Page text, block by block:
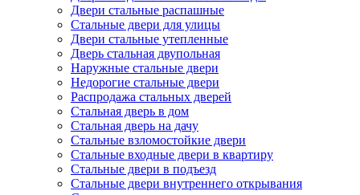
Двери стальные распашные
Стальные двери для улицы
Двери стальные утепленные
Дверь стальная двупольная
Наружные стальные двери
Недорогие стальные двери
Распродажа стальных дверей
Стальная дверь в дом
Стальная дверь на дачу
Стальные взломостойкие двери
Стальные входные двери в квартиру
Стальные двери в подъезд
Стальные двери внутреннего открывания